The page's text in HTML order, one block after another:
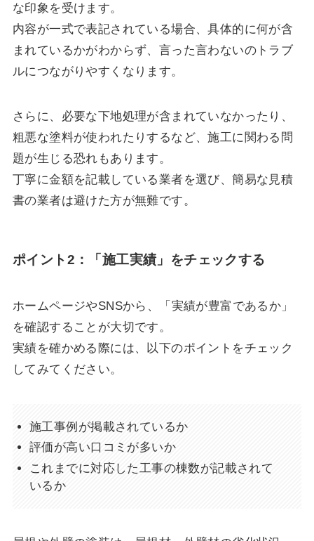
な印象を受けます。
内容が一式で表記されている場合、具体的に何が含
まれているかがわからず、言った言わないのトラブ
ルにつながりやすくなります。
さらに、必要な下地処理が含まれていなかったり、
粗悪な塗料が使われたりするなど、施工に関わる問
題が生じる恐れもあります。
丁寧に金額を記載している業者を選び、簡易な見積
書の業者は避けた方が無難です。
ポイント2：「施工実績」をチェックする
ホームページやSNSから、「実績が豊富であるか」
を確認することが大切です。
実績を確かめる際には、以下のポイントをチェック
してみてください。
施工事例が掲載されているか
評価が高い口コミが多いか
これまでに対応した工事の棟数が記載されて
いるか